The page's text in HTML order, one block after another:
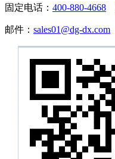
固定电话： 400-880-4668
邮件： sales01@dg-dx.com